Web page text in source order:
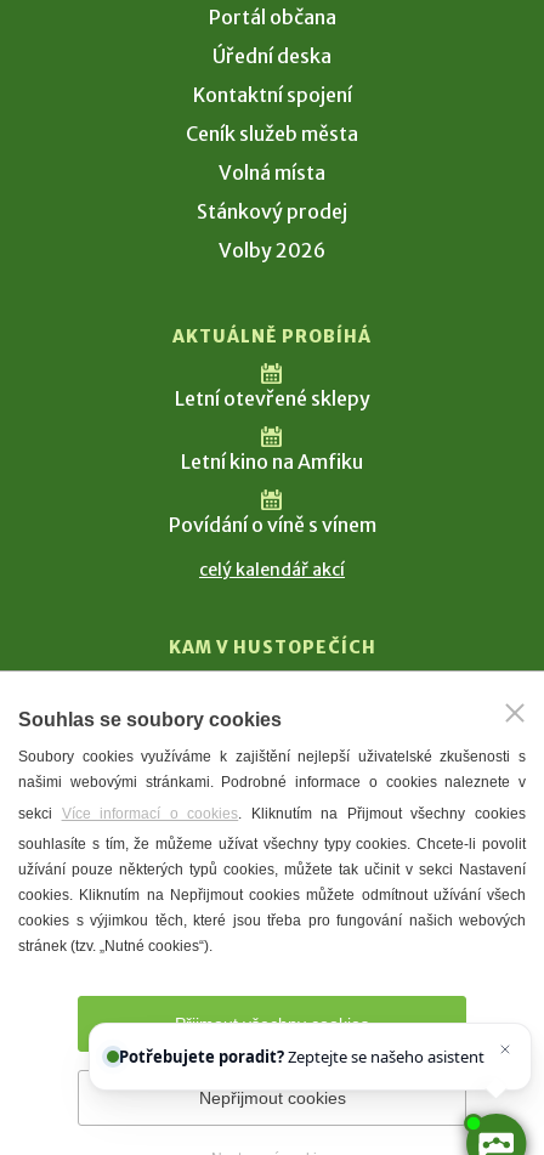
Portál občana
Úřední deska
Kontaktní spojení
Ceník služeb města
Volná místa
Stánkový prodej
Volby 2026
AKTUÁLNĚ PROBÍHÁ
Letní otevřené sklepy
Letní kino na Amfiku
Povídání o víně s vínem
celý kalendář akcí
KAM V HUSTOPEČÍCH
T. G. Masaryk
Mandloně
Ubytování
Restaurace
Městské muzeum a galerie
Denní meníčka
Prohlášení o přístupnosti Správce webu
Souhlas se soubory cookies
Soubory cookies využíváme k zajištění nejlepší uživatelské zkušenosti s
našimi webovými stránkami. Podrobné informace o cookies naleznete v
sekci Více informací o cookies. Kliknutím na Přijmout všechny cookies
souhlasíte s tím, že můžeme užívat všechny typy cookies. Chcete-li povolit
užívání pouze některých typů cookies, můžete tak učinit v sekci Nastavení
cookies. Kliknutím na Nepřijmout cookies můžete odmítnout užívání všech
cookies s výjimkou těch, které jsou třeba pro fungování našich webových
stránek (tzv. „Nutné cookies“).
Přijmout všechny cookies
Nepřijmout cookies
Potřebujete poradit?
Chettyho.